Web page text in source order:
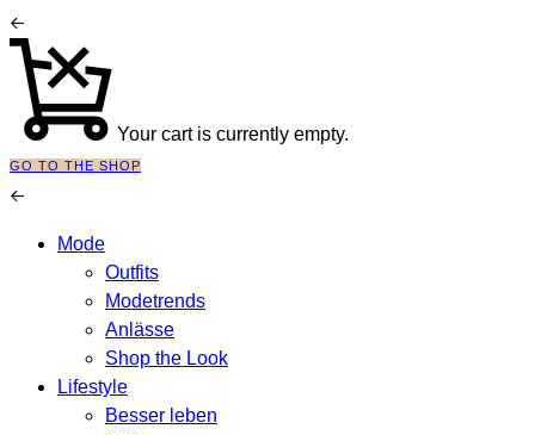
Your cart is currently empty.
GO TO THE SHOP
Mode
Outfits
Modetrends
Anlässe
Shop the Look
Lifestyle
Besser leben